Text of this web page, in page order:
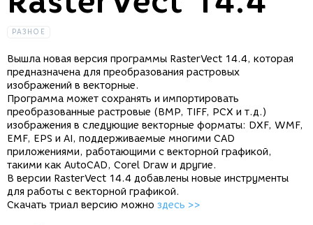
РАЗНОЕ
Вышла новая версия программы RasterVect 14.4, которая
предназначена для преобразования растровых
изображений в векторные.
Программа может сохранять и импортировать
преобразованные растровые (BMP, TIFF, PCX и т.д.)
изображения в следующие векторные форматы: DXF, WMF,
EMF, EPS и AI, поддерживаемые многими CAD
приложениями, работающими с векторной графикой,
такими как AutoCAD, Corel Draw и другие.
В версии RasterVect 14.4 добавлены новые инструменты
для работы с векторной графикой.
Скачать триал версию можно здесь >>